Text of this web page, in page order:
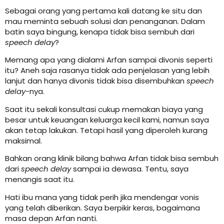
Sebagai orang yang pertama kali datang ke situ dan
mau meminta sebuah solusi dan penanganan. Dalam
batin saya bingung, kenapa tidak bisa sembuh dari
speech delay?
Memang apa yang dialami Arfan sampai divonis seperti
itu? Aneh saja rasanya tidak ada penjelasan yang lebih
lanjut dan hanya divonis tidak bisa disembuhkan speech
delay-nya.
Saat itu sekali konsultasi cukup memakan biaya yang
besar untuk keuangan keluarga kecil kami, namun saya
akan tetap lakukan. Tetapi hasil yang diperoleh kurang
maksimal.
Bahkan orang klinik bilang bahwa Arfan tidak bisa sembuh
darispeech delaysampai ia dewasa. Tentu, saya
menangis saat itu.
Hati ibu mana yang tidak perih jika mendengar vonis
yang telah diberikan. Saya berpikir keras, bagaimana
masa depan Arfan nanti.